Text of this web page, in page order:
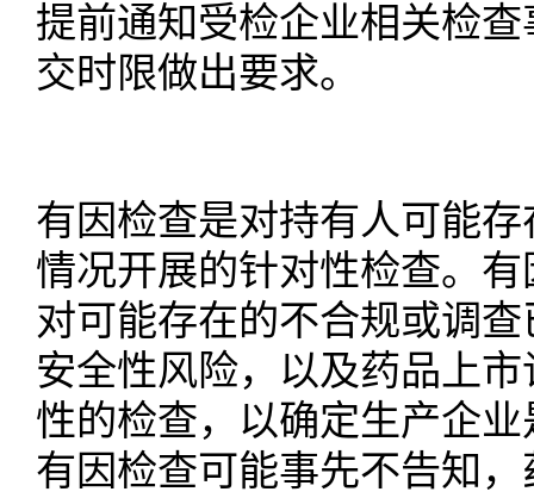
提前通知受检企业相关检
交时限做出要求。
有因检查是对持有人可能
情况开展的针对性检查。
对可能存在的不合规或调
安全性风险，以及药品上
性的检查，以确定生产企
有因检查可能事先不告知